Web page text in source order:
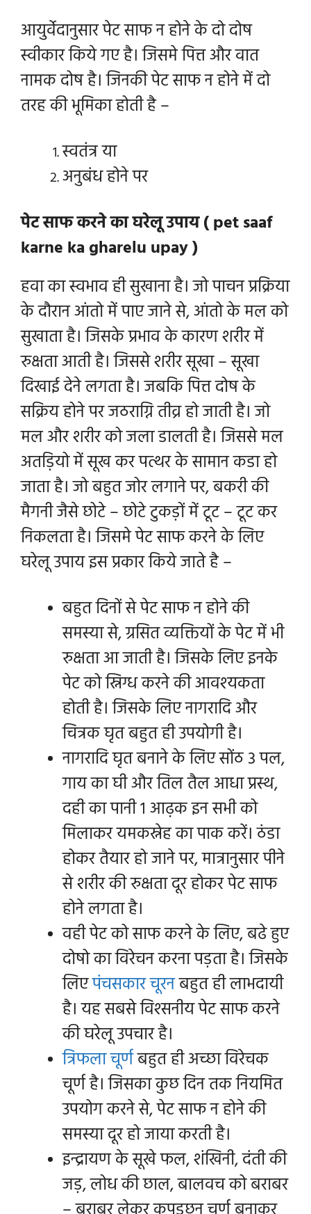
आयुर्वेदानुसार पेट साफ न होने के दो दोष
स्वीकार किये गए है। जिसमे पित्त और वात
नामक दोष है। जिनकी पेट साफ न होने में दो
तरह की भूमिका होती है –
स्वतंत्र या
अनुबंध होने पर
पेट साफ करने का घरेलू उपाय ( pet saaf
karne ka gharelu upay )
हवा का स्वभाव ही सुखाना है। जो पाचन प्रक्रिया
के दौरान आंतो में पाए जाने से, आंतो के मल को
सुखाता है। जिसके प्रभाव के कारण शरीर में
रुक्षता आती है। जिससे शरीर सूखा – सूखा
दिखाई देने लगता है। जबकि पित्त दोष के
सक्रिय होने पर जठराग्नि तीव्र हो जाती है। जो
मल और शरीर को जला डालती है। जिससे मल
अतड़ियो में सूख कर पत्थर के सामान कडा हो
जाता है। जो बहुत जोर लगाने पर, बकरी की
मैगनी जैसे छोटे – छोटे टुकड़ों में टूट – टूट कर
निकलता है। जिसमे पेट साफ करने के लिए
घरेलू उपाय इस प्रकार किये जाते है –
बहुत दिनों से पेट साफ न होने की
समस्या से, ग्रसित व्यक्तियों के पेट में भी
रुक्षता आ जाती है। जिसके लिए इनके
पेट को स्निग्ध करने की आवश्यकता
होती है। जिसके लिए नागरादि और
चित्रक घृत बहुत ही उपयोगी है।
नागरादि घृत बनाने के लिए सोंठ 3 पल,
गाय का घी और तिल तैल आधा प्रस्थ,
दही का पानी 1 आढ़क इन सभी को
मिलाकर यमकस्नेह का पाक करें। ठंडा
होकर तैयार हो जाने पर, मात्रानुसार पीने
से शरीर की रुक्षता दूर होकर पेट साफ
होने लगता है।
वही पेट को साफ करने के लिए, बढे हुए
दोषो का विरेचन करना पड़ता है। जिसके
लिएपंचसकार चूरनबहुत ही लाभदायी
है। यह सबसे विश्सनीय पेट साफ करने
की घरेलू उपचार है।
त्रिफला चूर्णबहुत ही अच्छा विरेचक
चूर्ण है। जिसका कुछ दिन तक नियमित
उपयोग करने से, पेट साफ न होने की
समस्या दूर हो जाया करती है।
इन्द्रायण के सूखे फल, शंखिनी, दंती की
जड़, लोध की छाल, बालवच को बराबर